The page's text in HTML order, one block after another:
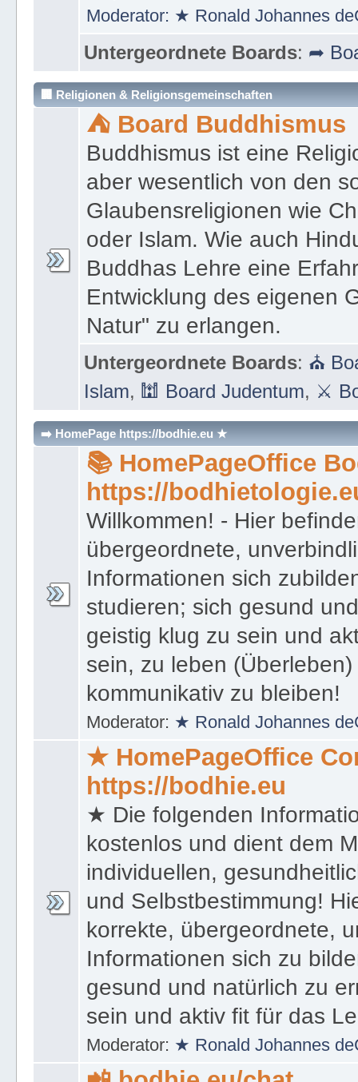
Moderator: ★ Ronald Johannes
Untergeordnete Boards: ➦
🏢 Religionen & Religionsgemeinschaften
⛺ Board Buddhismus
Buddhismus ist eine
aber wesentlich von den
Glaubensreligionen wie
oder Islam. Wie auch
Buddhas Lehre eine
Entwicklung des eigenen
Natur" zu erlangen.
Untergeordnete Boards: ⛪
Islam, 🕍 Board Judentum, ⚔
➡️ HomePage https://bodhie.eu ★
📚 HomePageOffice
https://
Willkommen! - Hier
übergeordnete,
Informationen sich
studieren; sich gesund
geistig klug zu sein und
sein, zu leben
kommunikativ zu bleiben!
Moderator: ★ Ronald Johannes
★ HomePageOffice
https://bodhie.eu
★ Die folgenden
kostenlos und dient dem
individuellen,
und Selbstbestimmung!
korrekte, übergeordnete,
Informationen sich zu
gesund und natürlich zu
sein und aktiv fit für das
Moderator: ★ Ronald Johannes